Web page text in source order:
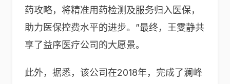
药攻略，将精准用药检测及服务归入医保，
助力医保控费水平的进步。”最终，王雯静共
享了益序医疗公司的大愿景。
此外，据悉，该公司在2018年，完成了澜峰